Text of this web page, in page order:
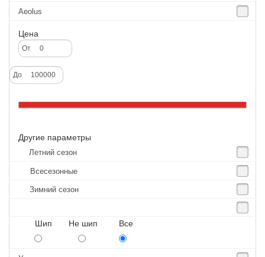
Aeolus
Agate
Agrica
Alliance
Altenzo
Altura
Amtel
Aoteli
Цена
От
До
Другие параметры
Летний сезон
Всесезонные
Зимний сезон
Шип Не шип Все